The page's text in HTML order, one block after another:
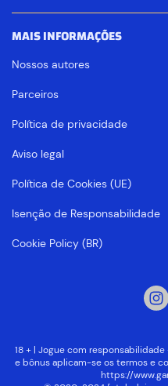
MAIS INFORMAÇÕES
Nossos autores
Parceiros
Política de privacidade
Aviso legal
Política de Cookies (UE)
Isenção de Responsabilidade
Cookie Policy (BR)
18 + | Jogue com
e bônus aplicam-se os termos e
https://